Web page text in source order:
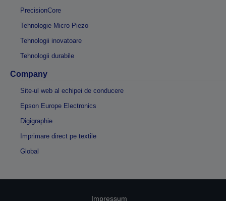
PrecisionCore
Tehnologie Micro Piezo
Tehnologii inovatoare
Tehnologii durabile
Company
Site-ul web al echipei de conducere
Epson Europe Electronics
Digigraphie
Imprimare direct pe textile
Global
Impressum